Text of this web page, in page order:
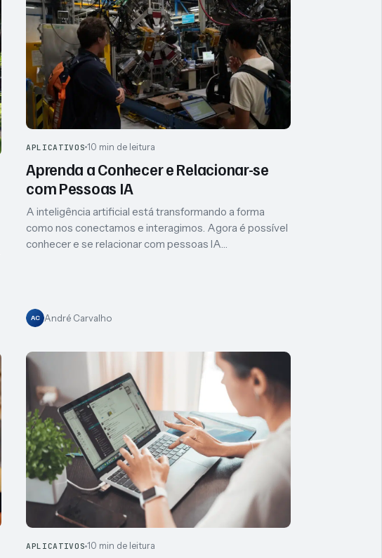
APLICATIVOS 10 min de leitura
Aprenda a Conhecer e Relacionar-se
com Pessoas IA
A inteligência artificial está transformando a forma
como nos conectamos e interagimos. Agora é possível
conhecer e se relacionar com pessoas IA…
AC André Carvalho
APLICATIVOS 10 min de leitura